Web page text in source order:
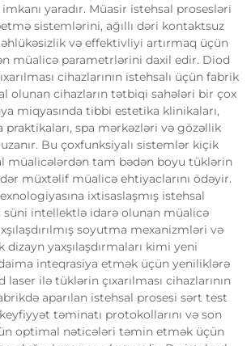
yaradır. Müasir istehsal prosesləri
sistemlərini, ağıllı dəri kontaktsuz
və effektivliyi artırmaq üçün
müalicə parametrlərini daxil edir. Diod
cihazlarının istehsalı üçün fabrik
olunan cihazların tətbiqi sahələri bir çox
miqyasında tibbi estetika klinikaları,
spa mərkəzləri və gözəllik
Bu çoxfunksiyalı sistemlər kiçik
müalicələrdən tam bədən boyu tüklərin
müxtəlif müalicə ehtiyaclarını ödəyir.
ixtisaslaşmış istehsal
süni intellektlə idarə olunan müalicə
soyutma mexanizmləri və
yaxşılaşdırmaları kimi yeni
inteqrasiya etmək üçün yeniliklərə
ilə tüklərin çıxarılması cihazlarının
aparılan istehsal prosesi sərt test
təminatı protokollarını və son
optimal nəticələri təmin etmək üçün